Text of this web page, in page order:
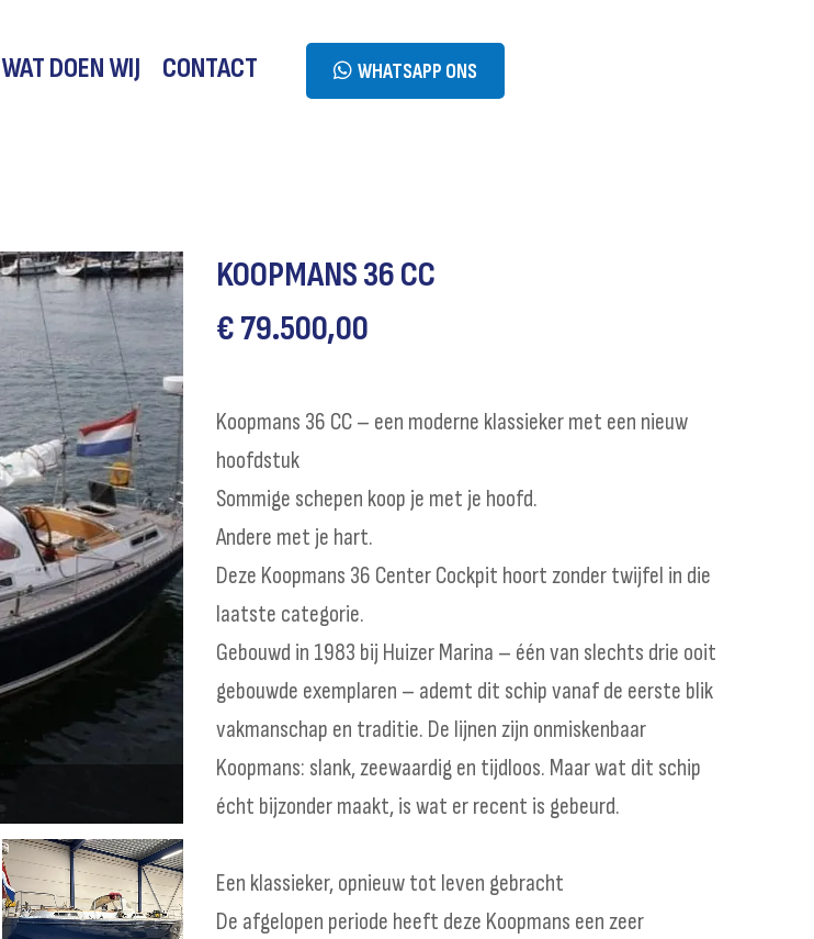
WAT DOEN WIJ CONTACT WHATSAPP ONS
€ 79.500
KOOPMANS 36 CC
€ 79.500,00
Koopmans 36 CC – een moderne klassieker met een nieuw
hoofdstuk
Sommige schepen koop je met je hoofd.
Andere met je hart.
Deze Koopmans 36 Center Cockpit hoort zonder twijfel in die
laatste categorie.
Gebouwd in 1983 bij Huizer Marina – één van slechts drie ooit
gebouwde exemplaren – ademt dit schip vanaf de eerste blik
vakmanschap en traditie. De lijnen zijn onmiskenbaar
Koopmans: slank, zeewaardig en tijdloos. Maar wat dit schip
écht bijzonder maakt, is wat er recent is gebeurd.
Een klassieker, opnieuw tot leven gebracht
De afgelopen periode heeft deze Koopmans een zeer